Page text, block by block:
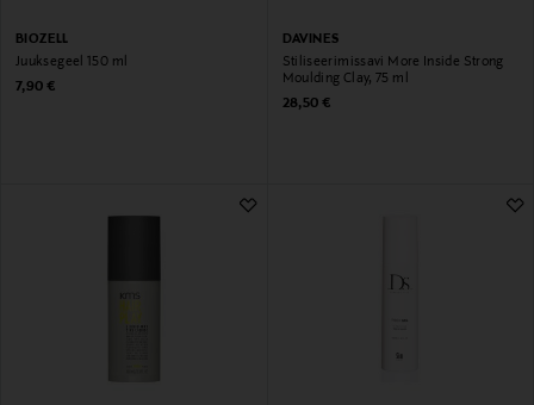
BIOZELL
Juuksegeel 150 ml
Original Price
7,90 €
DAVINES
Stiliseerimissavi More Inside Strong
Moulding Clay, 75 ml
Original Price
28,50 €